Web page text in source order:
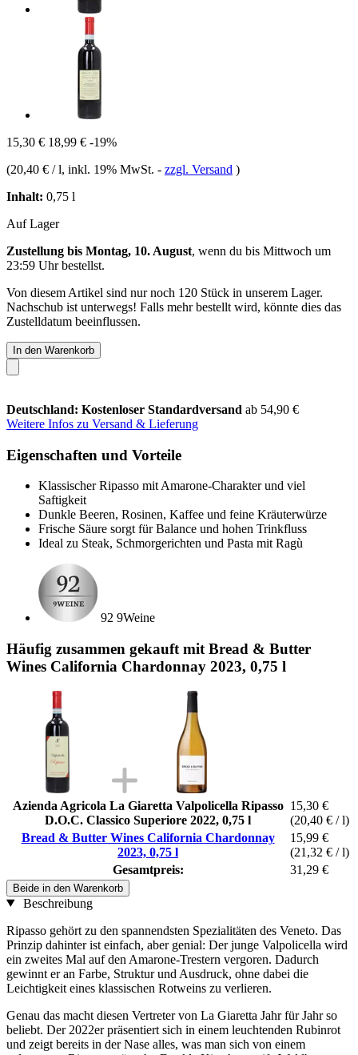
15,30 € 18,99 € -19%
(20,40 € / l, inkl. 19% MwSt. - zzgl. Versand )
Inhalt: 0,75 l
Auf Lager
Zustellung bis Montag, 10. August, wenn du bis Mittwoch um
23:59 Uhrbestellst.
Von diesem Artikel sind nur noch 120 Stück in unserem Lager.
Nachschub ist unterwegs! Falls mehr bestellt wird, könnte dies das
Zustelldatum beeinflussen.
In den Warenkorb
Deutschland: Kostenloser Standardversand ab 54,90 €
Weitere Infos zu Versand & Lieferung
Eigenschaften und Vorteile
Klassischer Ripasso mit Amarone-Charakter und viel
Saftigkeit
Dunkle Beeren, Rosinen, Kaffee und feine Kräuterwürze
Frische Säure sorgt für Balance und hohen Trinkfluss
Ideal zu Steak, Schmorgerichten und Pasta mit Ragù
92 9Weine
Häufig zusammen gekauft mit Bread & Butter
Wines California Chardonnay 2023, 0,75 l
Azienda Agricola La Giaretta Valpolicella Ripasso
D.O.C. Classico Superiore 2022, 0,75 l
15,30 €
(20,40 € / l)
Bread & Butter Wines California Chardonnay
2023, 0,75 l
15,99 €
(21,32 € / l)
Gesamtpreis:
31,29 €
Beide in den Warenkorb
Beschreibung
Ripasso gehört zu den spannendsten Spezialitäten des Veneto. Das
Prinzip dahinter ist einfach, aber genial: Der junge Valpolicella wird
ein zweites Mal auf den Amarone-Trestern vergoren. Dadurch
gewinnt er an Farbe, Struktur und Ausdruck, ohne dabei die
Leichtigkeit eines klassischen Rotweins zu verlieren.
Genau das macht diesen Vertreter von La Giaretta Jahr für Jahr so
beliebt. Der 2022er präsentiert sich in einem leuchtenden Rubinrot
und zeigt bereits in der Nase alles, was man sich von einem